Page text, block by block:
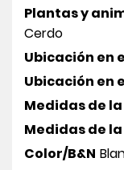
Plantas y
Cerdo
Ubicación en
Ubicación en
Medidas de
Medidas de
Color/B&N